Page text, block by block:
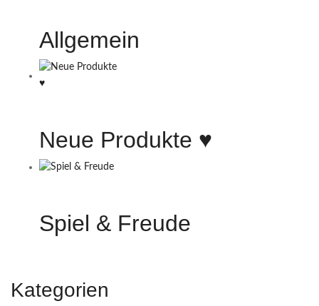
Allgemein
Neue Produkte ♥️
Spiel & Freude
Kategorien